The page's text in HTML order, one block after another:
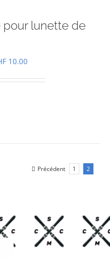
pour lunette de
:
10.00
Précédent 1 2